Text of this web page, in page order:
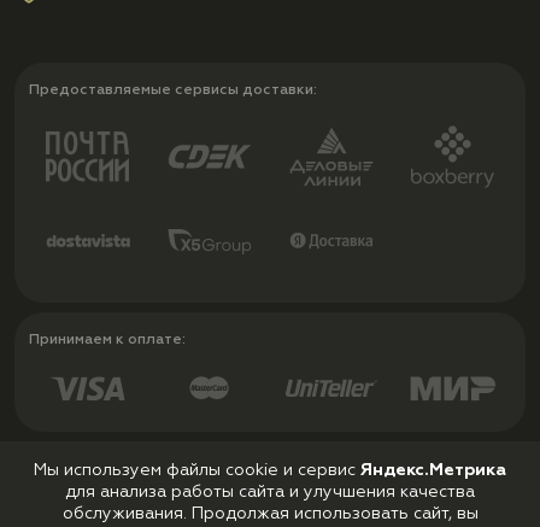
Предоставляемые сервисы доставки:
Принимаем к оплате:
Политика конфиденциальности
Пользовательское соглашение
Мы используем файлы cookie и сервис Яндекс.Метрика
для анализа работы сайта и улучшения качества
обслуживания. Продолжая использовать сайт, вы